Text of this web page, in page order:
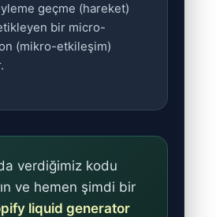
geçme (hareket)
bir micro-
(mikro-etkileşim)
verdiğimiz kodu
ve hemen şimdi bir
liquid generator